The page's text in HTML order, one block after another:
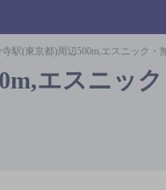
寺駅(東京都)周辺500m,エスニック
エスニッ